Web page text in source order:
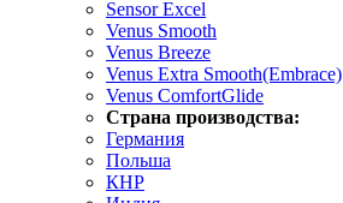
Sensor Excel
Venus Smooth
Venus Breeze
Venus Extra Smooth(Embrace)
Venus ComfortGlide
Страна производства:
Германия
Польша
КНР